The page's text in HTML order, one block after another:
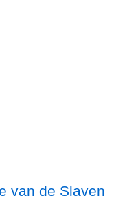
van de Slaven